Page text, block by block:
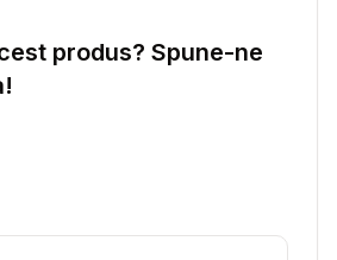
produs? Spune-ne